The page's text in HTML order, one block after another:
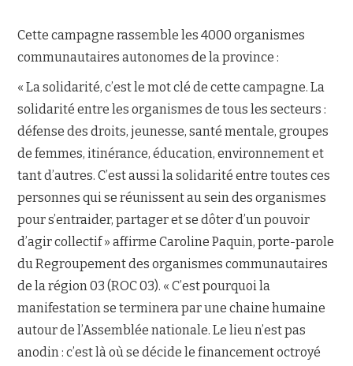
Cette campagne rassemble les 4000 organismes
communautaires autonomes de la province :
« La solidarité, c’est le mot clé de cette campagne. La
solidarité entre les organismes de tous les secteurs :
défense des droits, jeunesse, santé mentale, groupes
de femmes, itinérance, éducation, environnement et
tant d’autres. C’est aussi la solidarité entre toutes ces
personnes qui se réunissent au sein des organismes
pour s’entraider, partager et se dôter d’un pouvoir
d’agir collectif » affirme Caroline Paquin, porte-parole
du Regroupement des organismes communautaires
de la région 03 (ROC 03). « C’est pourquoi la
manifestation se terminera par une chaine humaine
autour de l’Assemblée nationale. Le lieu n’est pas
anodin : c’est là où se décide le financement octroyé